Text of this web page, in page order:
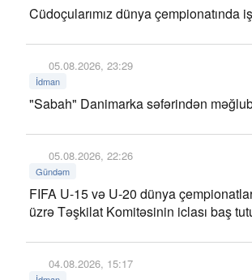
Cüdoçularımız dünya çempionatında
05.08.2026, 23:29
İdman
"Sabah" Danimarka səfərindən
05.08.2026, 22:26
Gündəm
FIFA U-15 və U-20 dünya
üzrə Təşkilat Komitəsinin iclası baş
04.08.2026, 15:17